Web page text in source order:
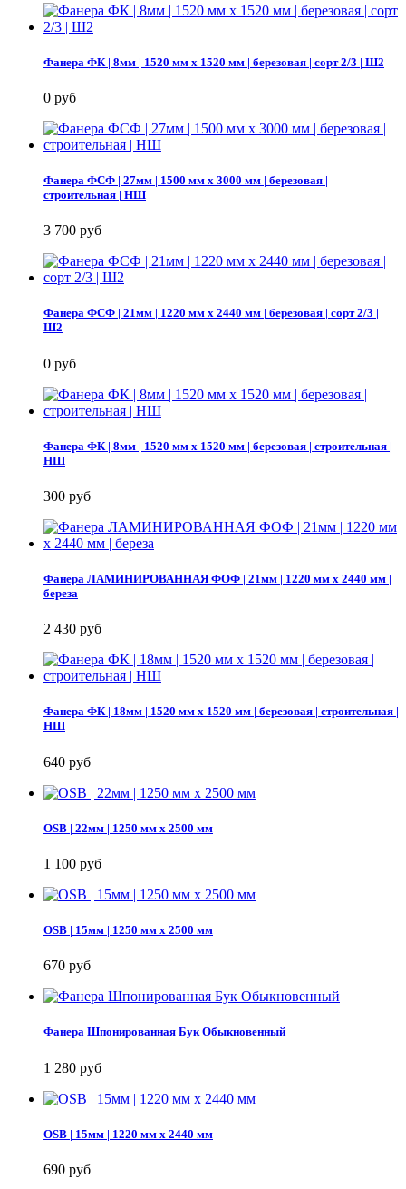
Фанера ФК | 8мм | 1520 мм х 1520 мм | березовая | сорт 2/3 | Ш2
0 руб
Фанера ФСФ | 27мм | 1500 мм х 3000 мм | березовая |
строительная | НШ
3 700 руб
Фанера ФСФ | 21мм | 1220 мм х 2440 мм | березовая | сорт 2/3 |
Ш2
0 руб
Фанера ФК | 8мм | 1520 мм х 1520 мм | березовая | строительная |
НШ
300 руб
Фанера ЛАМИНИРОВАННАЯ ФОФ | 21мм | 1220 мм х 2440 мм |
береза
2 430 руб
Фанера ФК | 18мм | 1520 мм х 1520 мм | березовая | строительная |
НШ
640 руб
OSB | 22мм | 1250 мм х 2500 мм
1 100 руб
OSB | 15мм | 1250 мм х 2500 мм
670 руб
Фанера Шпонированная Бук Обыкновенный
1 280 руб
OSB | 15мм | 1220 мм х 2440 мм
690 руб